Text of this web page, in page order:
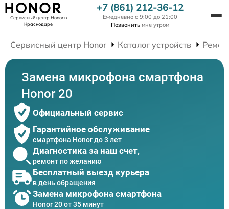
Сервисный центр Honorв
Краснодаре
+7 (861) 212-36-12
Ежедневно с 9:00 до 21:00
Позвонить мне утром
Сервисный центр Honor Каталог устройств
Замена микрофона смартфона
Honor 20
Официальный сервис
Гарантийное обслуживание
смартфона Honor до 3 лет
Диагностика за наш счет,
ремонт по желанию
Бесплатный выезд курьера
в день обращения
Замена микрофона смартфона
Honor 20 от 35 минут